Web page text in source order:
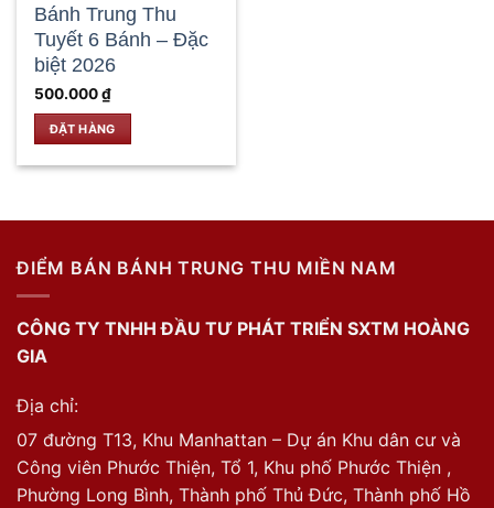
Bánh Trung Thu
Tuyết 6 Bánh – Đặc
biệt 2026
500.000₫
ĐẶT HÀNG
ĐIỂM BÁN BÁNH TRUNG THU MIỀN NAM
CÔNG TY TNHH ĐẦU TƯ PHÁT TRIỂN SXTM HOÀNG
GIA
Địa chỉ:
07 đường T13, Khu Manhattan – Dự án Khu dân cư và
Công viên Phước Thiện, Tổ 1, Khu phố Phước Thiện ,
Phường Long Bình, Thành phố Thủ Đức, Thành phố Hồ